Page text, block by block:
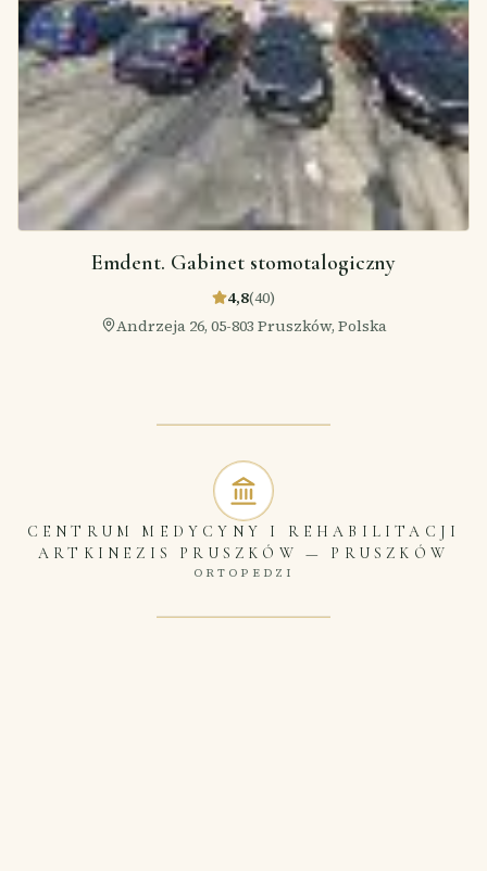
Emdent. Gabinet stomotalogiczny
4,8(40)
Andrzeja 26, 05-803 Pruszków, Polska
CENTRUM MEDYCYNY I REHABILITACJI
ARTKINEZIS PRUSZKÓW
— PRUSZKÓW
ORTOPEDZI